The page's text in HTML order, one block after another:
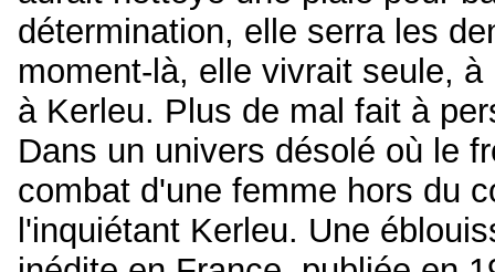
détermination, elle serra les
moment-là, elle vivrait seule,
à Kerleu. Plus de mal fait à
Dans un univers désolé où le
combat d'une femme hors du
l'inquiétant Kerleu. Une